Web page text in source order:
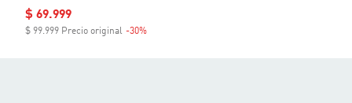
Precio de venta
$ 69.999
$ 99.999 Precio original -30%